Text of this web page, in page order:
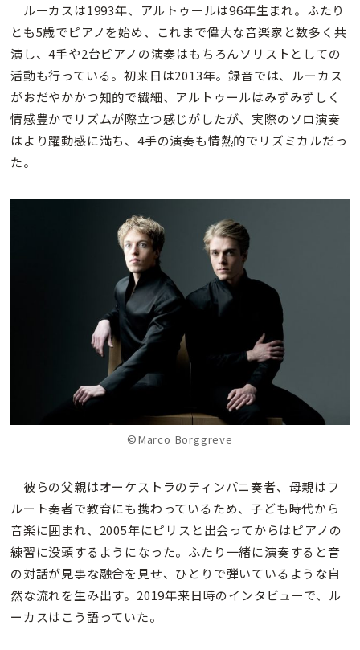
ルーカスは1993年、アルトゥールは96年生まれ。ふたり
とも5歳でピアノを始め、これまで偉大な音楽家と数多く共
演し、4手や2台ピアノの演奏はもちろんソリストとしての
活動も行っている。初来日は2013年。録音では、ルーカス
がおだやかかつ知的で繊細、アルトゥールはみずみずしく
情感豊かでリズムが際立つ感じがしたが、実際のソロ演奏
はより躍動感に満ち、4手の演奏も情熱的でリズミカルだっ
た。
©Marco Borggreve
彼らの父親はオーケストラのティンパニ奏者、母親はフ
ルート奏者で教育にも携わっているため、子ども時代から
音楽に囲まれ、2005年にピリスと出会ってからはピアノの
練習に没頭するようになった。ふたり一緒に演奏すると音
の対話が見事な融合を見せ、ひとりで弾いているような自
然な流れを生み出す。2019年来日時のインタビューで、ル
ーカスはこう語っていた。